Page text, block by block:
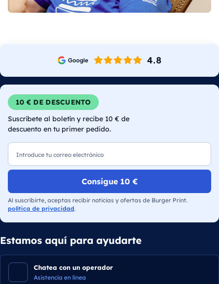
10 € DE DESCUENTO
Suscríbete al boletín y recibe 10 € de
descuento en tu primer pedido.
Consigue 10 €
Al suscribirte, aceptas recibir noticias y ofertas de Burger Print.
política de privacidad.
Estamos aquí para ayudarte
Chatea con un operador
Asistencia en línea